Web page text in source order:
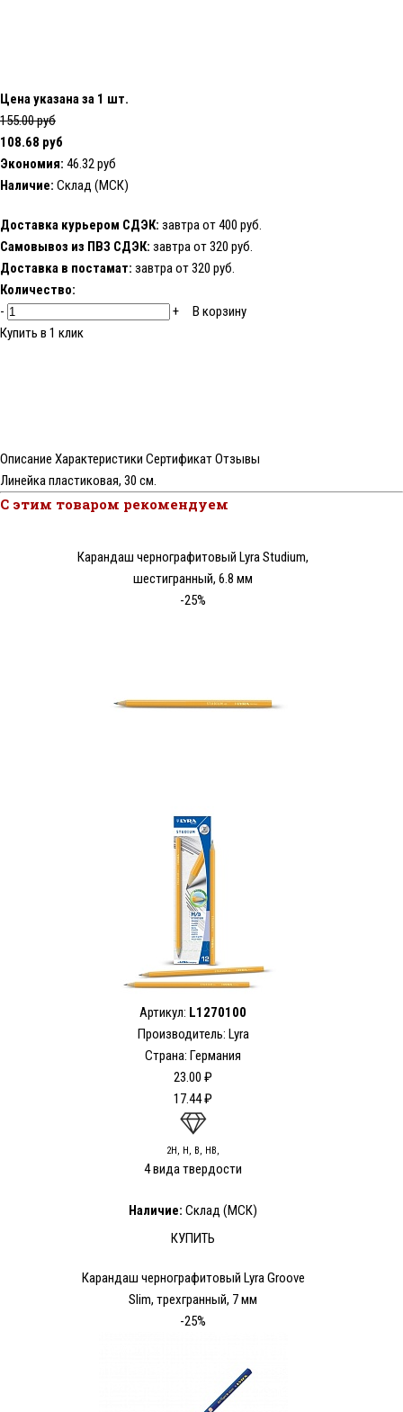
Цена указана за 1 шт.
155.00 руб
108.68 руб
Экономия: 46.32 руб
Наличие: Склад (МСК)
Доставка курьером СДЭК: завтра от 400 руб.
Самовывоз из ПВЗ СДЭК: завтра от 320 руб.
Доставка в постамат: завтра от 320 руб.
Количество:
-
+
В корзину
Купить в 1 клик
Описание Характеристики СертификатОтзывы
Линейка пластиковая, 30 см.
С этим товаром рекомендуем
Карандаш чернографитовый Lyra Studium,
шестигранный, 6.8 мм
-25%
Артикул: L1270100
Производитель: Lyra
Страна: Германия
23.00 ₽
17.44 ₽
2H, H, B, HB,
4 вида твердости
Наличие: Склад (МСК)
КУПИТЬ
Карандаш чернографитовый Lyra Groove
Slim, трехгранный, 7 мм
-25%